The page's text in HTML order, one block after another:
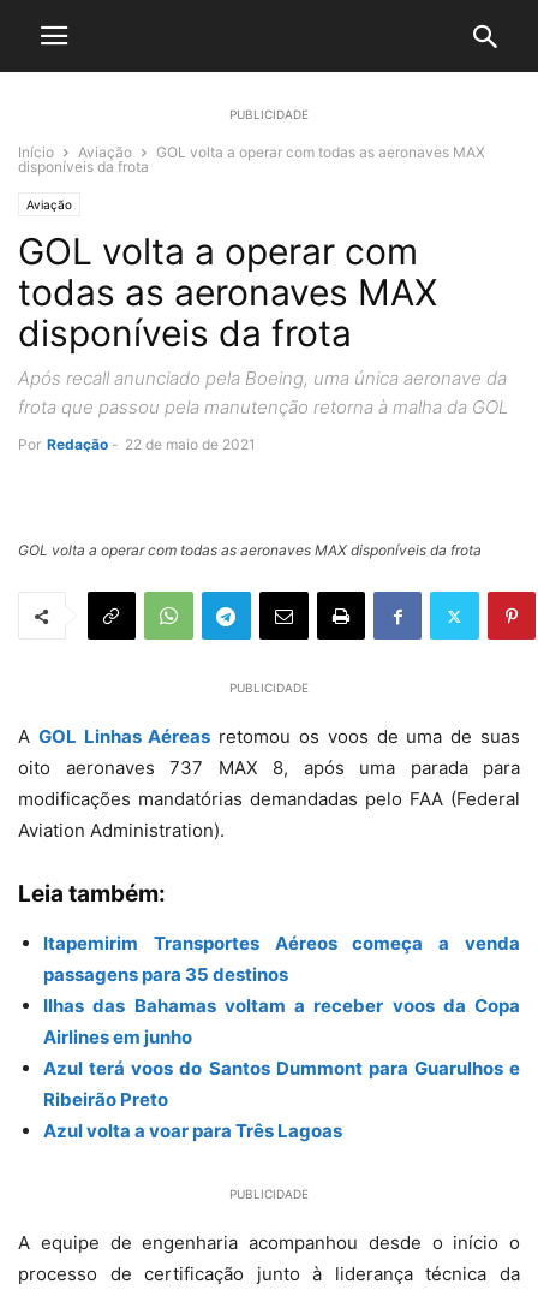
PUBLICIDADE
Início Aviação
GOL volta a operar com todas as aeronaves MAX
disponíveis da frota
Aviação
GOL volta a operar com
todas as aeronaves MAX
disponíveis da frota
Após recall anunciado pela Boeing, uma única aeronave da
frota que passou pela manutenção retorna à malha da GOL
Por Redação - 22 de maio de 2021
GOL volta a operar com todas as aeronaves MAX disponíveis da frota
PUBLICIDADE
A GOL Linhas Aéreas retomou os voos de uma de suas
oito aeronaves 737 MAX 8, após uma parada para
modificações mandatórias demandadas pelo FAA (Federal
Aviation Administration).
Leia também:
Itapemirim Transportes Aéreos começa a venda
passagens para 35 destinos
Ilhas das Bahamas voltam a receber voos da Copa
Airlines em junho
Azul terá voos do Santos Dummont para Guarulhos e
Ribeirão Preto
Azul volta a voar para Três Lagoas
PUBLICIDADE
A equipe de engenharia acompanhou desde o início o
processo de certificação junto à liderança técnica da